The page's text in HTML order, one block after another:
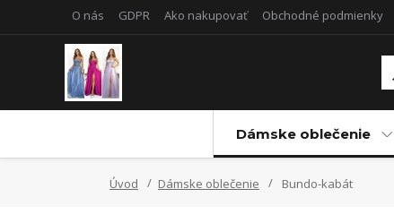
O nás GDPR Ako nakupovať Obchodné podmienky
Dámske oblečenie
Úvod Dámske oblečenie Bundo-kabát